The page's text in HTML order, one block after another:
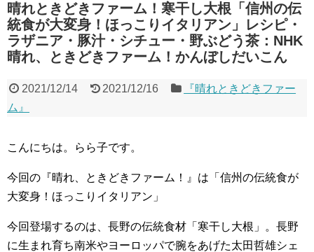
晴れときどきファーム！寒干し大根「信州の伝
統食が大変身！ほっこりイタリアン」レシピ・
ラザニア・豚汁・シチュー・野ぶどう茶：NHK
晴れ、ときどきファーム！かんぼしだいこん
2021/12/14 2021/12/16
『晴れときどきファー
ム』
こんにちは。らら子です。
今回の『晴れ、ときどきファーム！』は「信州の伝統食が
大変身！ほっこりイタリアン」
今回登場するのは、長野の伝統食材「寒干し大根」。長野
に生まれ育ち南米やヨーロッパで腕をあげた太田哲雄シェ